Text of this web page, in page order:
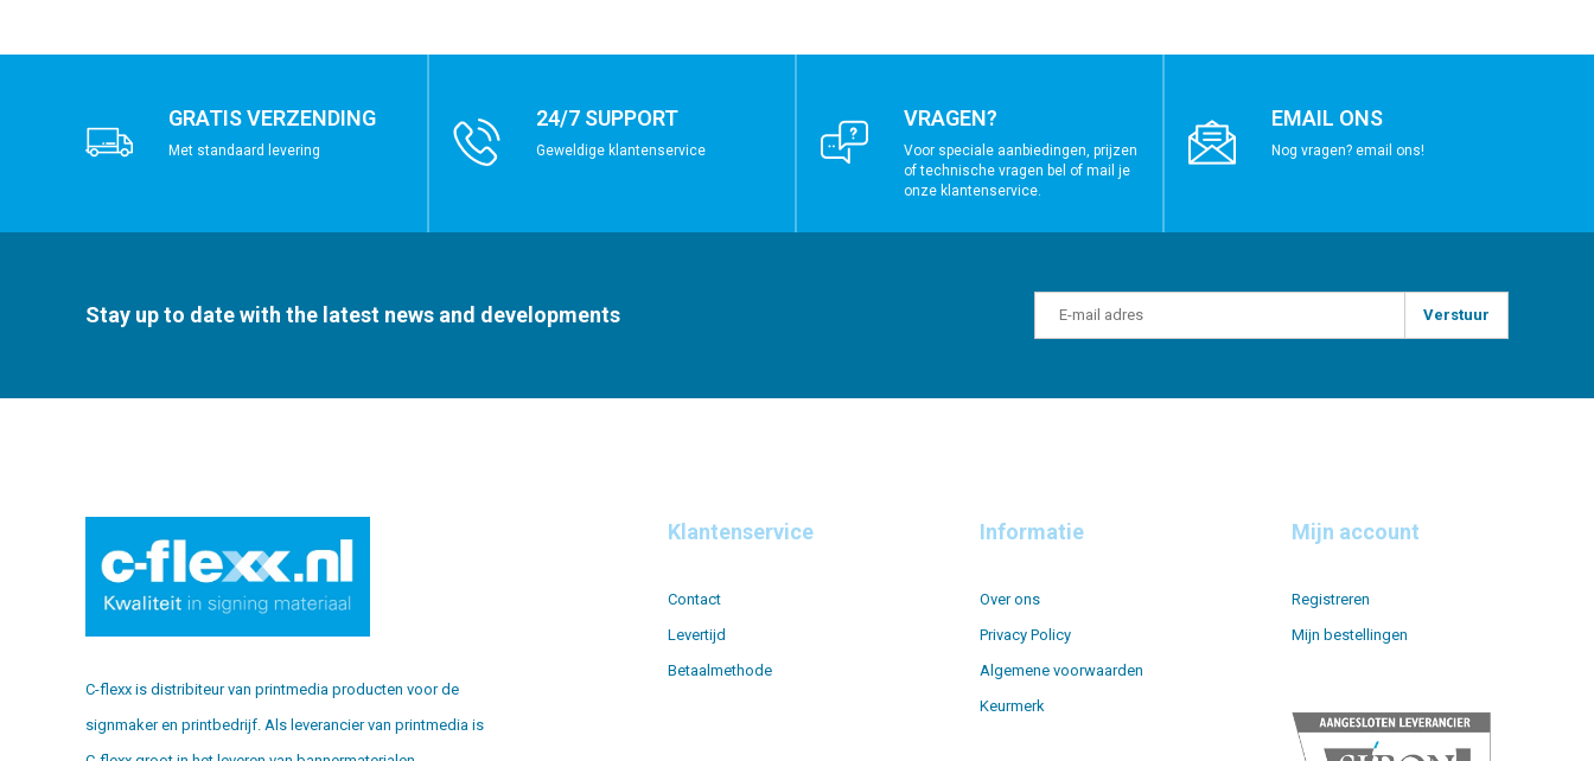
GRATIS VERZENDING
Met standaard levering
24/7 SUPPORT
Geweldige klantenservice
VRAGEN?
Voor speciale aanbiedingen, prijzen
of technische vragen bel of mail je
onze klantenservice.
EMAIL ONS
Nog vragen? email ons!
Stay up to date with the latest news and developments Verstuur
C-flexx is distribiteur van printmedia producten voor de
signmaker en printbedrijf. Als leverancier van printmedia is
Klantenservice
Contact
Levertijd
Betaalmethode
Informatie
Over ons
Privacy Policy
Algemene voorwaarden
Keurmerk
Mijn account
Registreren
Mijn bestellingen